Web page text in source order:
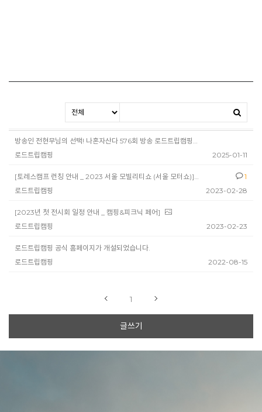
방송인 전현무님의 선택! 나혼자산다 576회 방송 로드트립캠핑의 토레스캠프
로드트립캠핑
2025-01-11
[토레스캠프 런칭 안내 _ 2023 서울 모빌리티쇼 (서울 모터쇼)]
1
로드트립캠핑
2023-02-28
[2023년 첫 전시회 일정 안내 _ 캠핑&피크닉 페어]
로드트립캠핑
2023-02-23
로드트립캠핑 공식 홈페이지가 개설되었습니다.
로드트립캠핑
2022-08-15
1
글쓰기